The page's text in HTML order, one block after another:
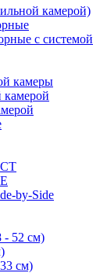
камерой)
с системой
камеры
камерой
by-Side
- 52 см)
см)